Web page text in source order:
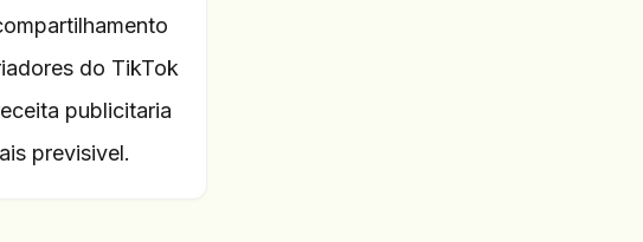
do TikTok
publicitaria
previsivel.